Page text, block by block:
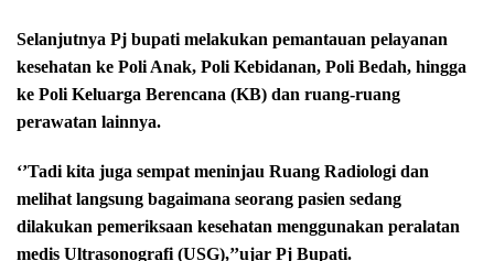
Selanjutnya Pj bupati melakukan pemantauan pelayanan
kesehatan ke Poli Anak, Poli Kebidanan, Poli Bedah, hingga
ke Poli Keluarga Berencana (KB) dan ruang-ruang
perawatan lainnya.
‘’Tadi kita juga sempat meninjau Ruang Radiologi dan
melihat langsung bagaimana seorang pasien sedang
dilakukan pemeriksaan kesehatan menggunakan peralatan
medis Ultrasonografi (USG),’’ujar Pj Bupati.